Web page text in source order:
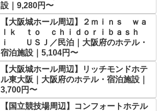
設｜9,280円〜
【大阪城ホール周辺】２ｍｉｎｓ ｗａ
ｌｋ ｔｏ ｃｈｉｄｏｒｉｂａｓｈ
ｉ ＵＳＪ／民泊｜大阪府のホテル・
宿泊施設｜5,104円〜
【大阪城ホール周辺】リッチモンドホテ
ル東大阪｜大阪府のホテル・宿泊施設｜
3,700円〜
【国立競技場周辺】コンフォートホテル